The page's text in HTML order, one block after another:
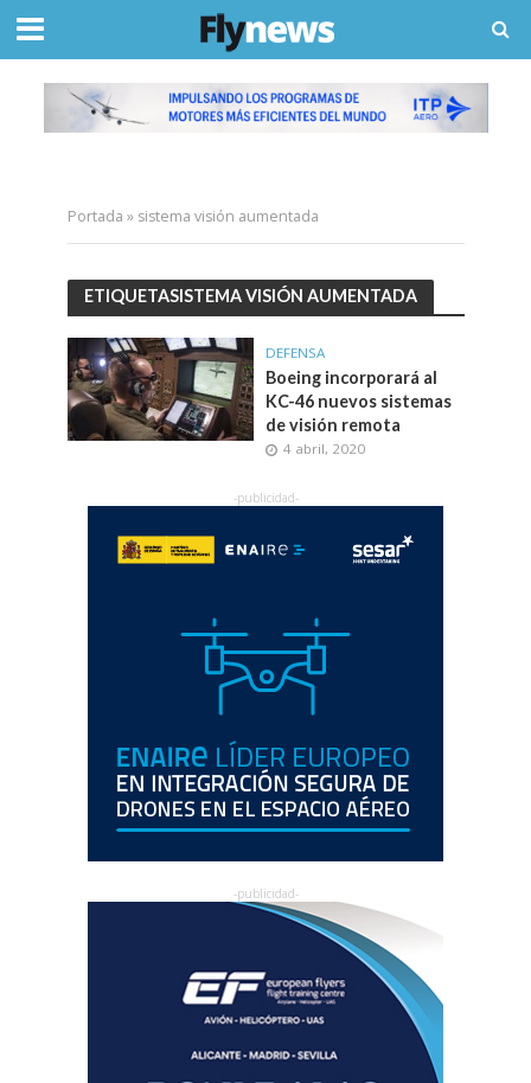
Portada » sistema visión aumentada
ETIQUETASISTEMA VISIÓN AUMENTADA
DEFENSA
Boeing incorporará al
KC-46 nuevos sistemas
de visión remota
4 abril, 2020